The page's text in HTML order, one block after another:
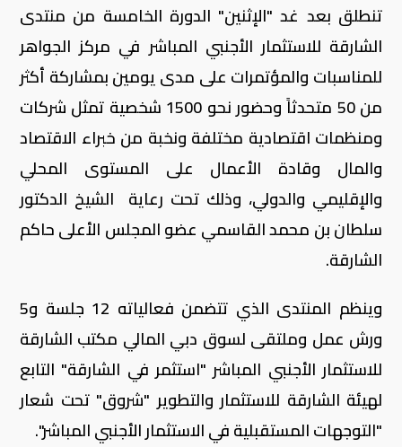
تنطلق بعد غد "الإثنين" الدورة الخامسة من منتدى
الشارقة للاستثمار الأجنبي المباشر في مركز الجواهر
للمناسبات والمؤتمرات على مدى يومين بمشاركة أكثر
من 50 متحدثاً وحضور نحو 1500 شخصية تمثل شركات
ومنظمات اقتصادية مختلفة ونخبة من خبراء الاقتصاد
والمال وقادة الأعمال على المستوى المحلي
والإقليمي والدولي، وذلك تحت رعاية الشيخ الدكتور
سلطان بن محمد القاسمي عضو المجلس الأعلى حاكم
الشارقة.
وينظم المنتدى الذي تتضمن فعالياته 12 جلسة و5
ورش عمل وملتقى لسوق دبي المالي مكتب الشارقة
للاستثمار الأجنبي المباشر "استثمر في الشارقة" التابع
لهيئة الشارقة للاستثمار والتطوير "شروق" تحت شعار
"التوجهات المستقبلية في الاستثمار الأجنبي المباشر".